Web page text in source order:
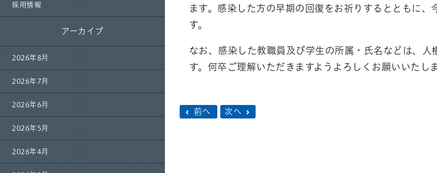
採用情報
アーカイブ
2026年8月
2026年7月
2026年6月
2026年5月
2026年4月
ます。感染した方の早期の回復をお祈りするとともに
す。
なお、感染した教職員及び学生の所属・氏名などは、
す。何卒ご理解いただきますようよろしくお願いいたしま
前へ 次へ